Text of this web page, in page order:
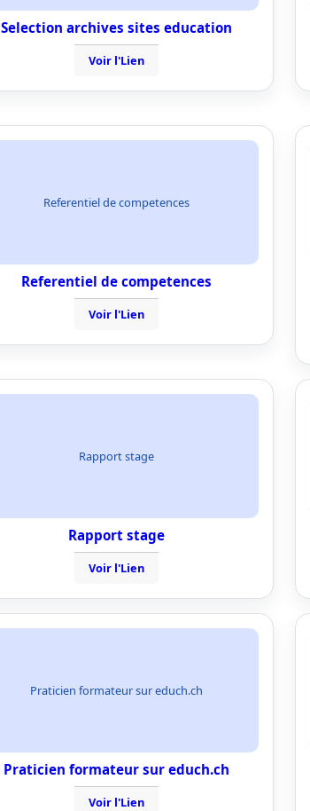
Selection archives sites education
Voir l'Lien
Referentiel de competences
Referentiel de competences
Voir l'Lien
Rapport stage
Rapport stage
Voir l'Lien
Praticien formateur sur educh.ch
Praticien formateur sur educh.ch
Voir l'Lien